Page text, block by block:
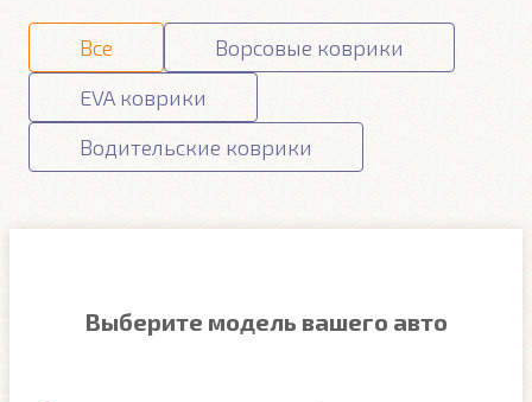
Все
Ворсовые коврики
EVA коврики
Водительские коврики
Выберите модель вашего авто